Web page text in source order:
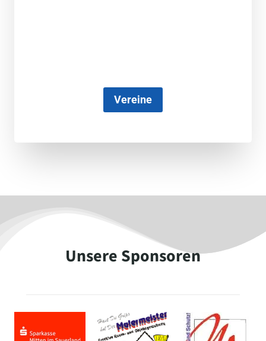
Vereine
Unsere Sponsoren